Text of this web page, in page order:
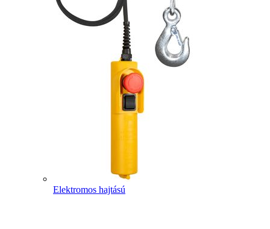
Elektromos hajtású